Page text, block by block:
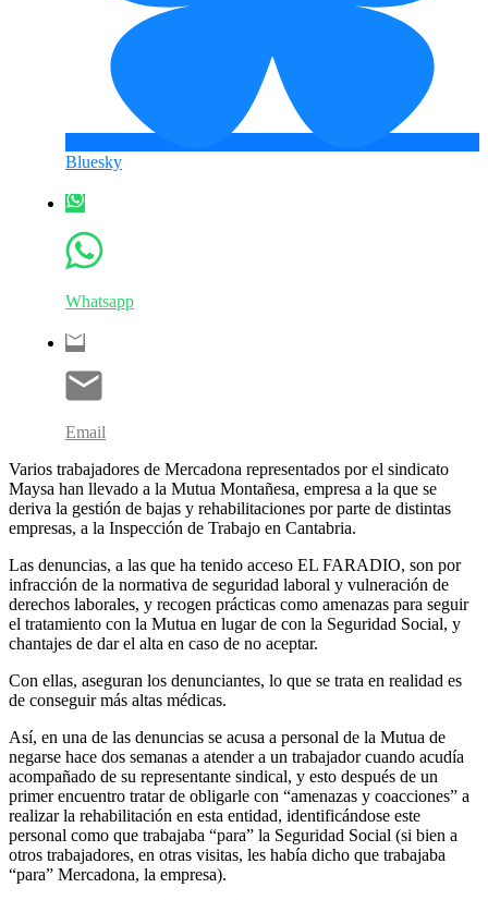
Bluesky
Whatsapp
Email
Varios trabajadores de Mercadona representados por el sindicato
Maysa han llevado a la Mutua Montañesa, empresa a la que se
deriva la gestión de bajas y rehabilitaciones por parte de distintas
empresas, a la Inspección de Trabajo en Cantabria.
Las denuncias, a las que ha tenido acceso EL FARADIO, son por
infracción de la normativa de seguridad laboral y vulneración de
derechos laborales, y recogen prácticas como amenazas para seguir
el tratamiento con la Mutua en lugar de con la Seguridad Social, y
chantajes de dar el alta en caso de no aceptar.
Con ellas, aseguran los denunciantes, lo que se trata en realidad es
de conseguir más altas médicas.
Así, en una de las denuncias se acusa a personal de la Mutua de
negarse hace dos semanas a atender a un trabajador cuando acudía
acompañado de su representante sindical, y esto después de un
primer encuentro tratar de obligarle con “amenazas y coacciones” a
realizar la rehabilitación en esta entidad, identificándose este
personal como que trabajaba “para” la Seguridad Social (si bien a
otros trabajadores, en otras visitas, les había dicho que trabajaba
“para” Mercadona, la empresa).